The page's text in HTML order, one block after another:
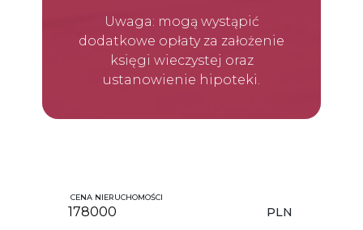
Uwaga: mogą wystąpić
dodatkowe opłaty za założenie
księgi wieczystej oraz
ustanowienie hipoteki.
CENA NIERUCHOMOŚCI
PLN